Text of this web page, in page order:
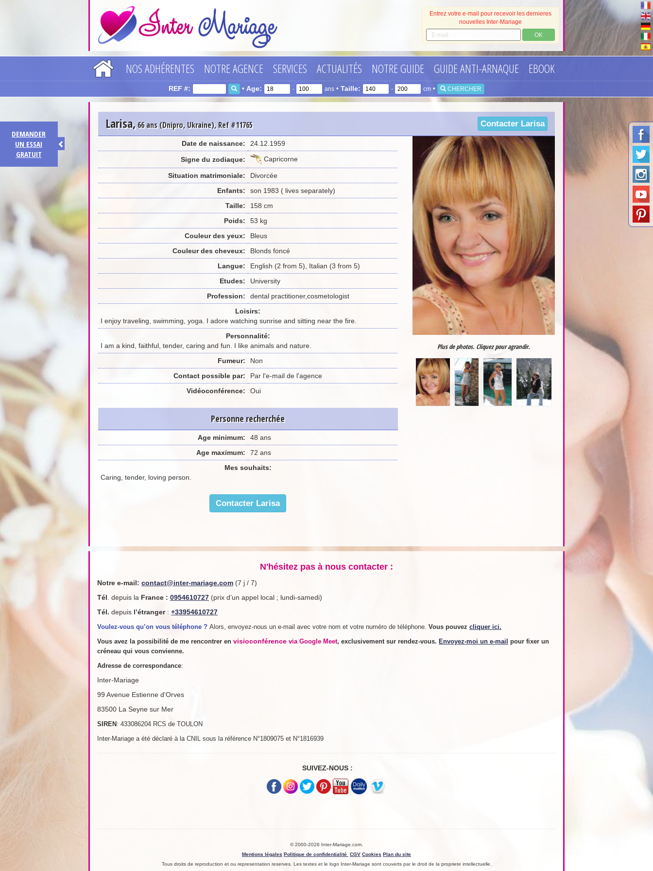
Entrez votre e-mail pour recevoir les dernieres
nouvelles Inter-Mariage
OK
NOS ADHÉRENTES NOTRE AGENCE SERVICES ACTUALITÉS NOTRE GUIDE GUIDE ANTI-ARNAQUE EBOOK
REF #: • Age: - ans • Taille: - cm • CHERCHER
Larisa, 66 ans (Dnipro, Ukraine), Ref #11765 Contacter Larisa
Date de naissance: 24.12.1959
Signe du zodiaque: Capricorne
Situation matrimoniale:
Divorcée
Enfants:
son 1983 ( lives separately)
Taille:
158 cm
Poids:
53 kg
Couleur des yeux:
Bleus
Couleur des cheveux:
Blonds foncé
Langue:
English (2 from 5), Italian (3 from 5)
Etudes:
University
Profession:
dental practitioner,cosmetologist
Loisirs:
I enjoy traveling, swimming, yoga. I adore watching sunrise and sitting near the fire.
Personnalité:
I am a kind, faithful, tender, caring and fun. I like animals and nature.
Fumeur:
Non
Contact possible par:
Par l'e-mail de l'agence
Vidéoconférence:
Oui
Personne recherchée
Age minimum:
48 ans
Age maximum:
72 ans
Mes souhaits:
Caring, tender, loving person.
Contacter Larisa
Plus de photos. Cliquez pour agrandir.
N'hésitez pas à nous contacter :
Notre e-mail: contact@inter-mariage.com (7 j / 7)
Tél . depuis la France : 0954610727 (prix d’un appel local ; lundi-samedi)
Tél. depuis l’étranger: +33954610727
Voulez-vous qu’on vous téléphone ? Alors, envoyez-nous un e-mail avec votre nom et votre numéro de téléphone. Vous pouvez cliquer ici.
Vous avez la possibilité de me rencontrer en visioconférence via Google Meet, exclusivement sur rendez-vous. Envoyez-moi un e-mail pour fixer un
créneau qui vous convienne.
Adresse de correspondance:
Inter-Mariage
99 Avenue Estienne d'Orves
83500 La Seyne sur Mer
SIREN : 433086204 RCS de TOULON
Inter-Mariage a été déclaré à la CNIL sous la référence N°1809075 et N°1816939
SUIVEZ-NOUS :
© 2000-2026 Inter-Mariage.com.
Mentions légales Politique de confidentialité CGV Cookies Plan du site
Tous droits de reproduction et ou representation reserves. Les textes et le logo Inter-Mariage sont couverts par le droit de la propriete intellectuelle.
DEMANDER
UN ESSAI
GRATUIT